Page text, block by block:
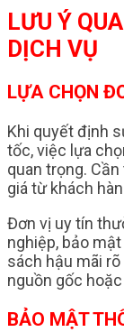
LƯU Ý
DỊCH VỤ
LỰA CHỌN
Khi quyết định
tốc, việc lựa
quan trọng.
giá từ khách
Đơn vị uy tín
nghiệp, bảo
sách hậu mãi
nguồn gốc
BẢO MẬT